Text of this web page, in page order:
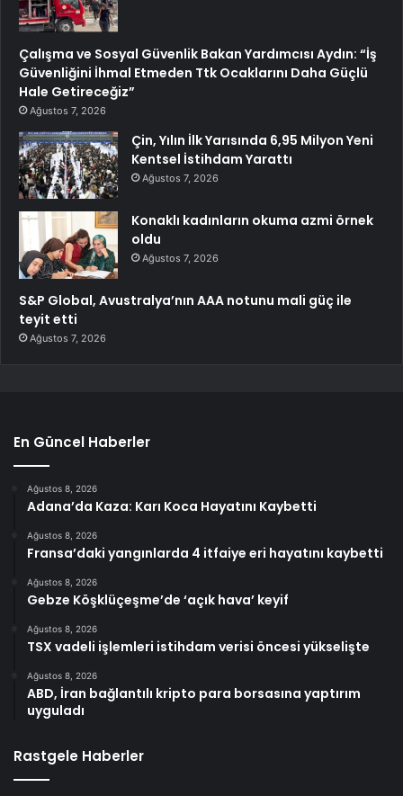
Çalışma ve Sosyal Güvenlik Bakan Yardımcısı Aydın: “İş
Güvenliğini İhmal Etmeden Ttk Ocaklarını Daha Güçlü
Hale Getireceğiz”
Ağustos 7, 2026
Çin, Yılın İlk Yarısında 6,95 Milyon Yeni
Kentsel İstihdam Yarattı
Ağustos 7, 2026
Konaklı kadınların okuma azmi örnek
oldu
Ağustos 7, 2026
S&P Global, Avustralya’nın AAA notunu mali güç ile
teyit etti
Ağustos 7, 2026
En Güncel Haberler
Ağustos 8, 2026
Adana’da Kaza: Karı Koca Hayatını Kaybetti
Ağustos 8, 2026
Fransa’daki yangınlarda 4 itfaiye eri hayatını kaybetti
Ağustos 8, 2026
Gebze Köşklüçeşme’de ‘açık hava’ keyif
Ağustos 8, 2026
TSX vadeli işlemleri istihdam verisi öncesi yükselişte
Ağustos 8, 2026
ABD, İran bağlantılı kripto para borsasına yaptırım
uyguladı
Rastgele Haberler